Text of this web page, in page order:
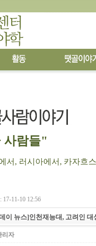
람들"
, 러시아에서, 카자흐스
17-11-10 12:56
이 뉴스]인천재능대, 고려인 대
리자